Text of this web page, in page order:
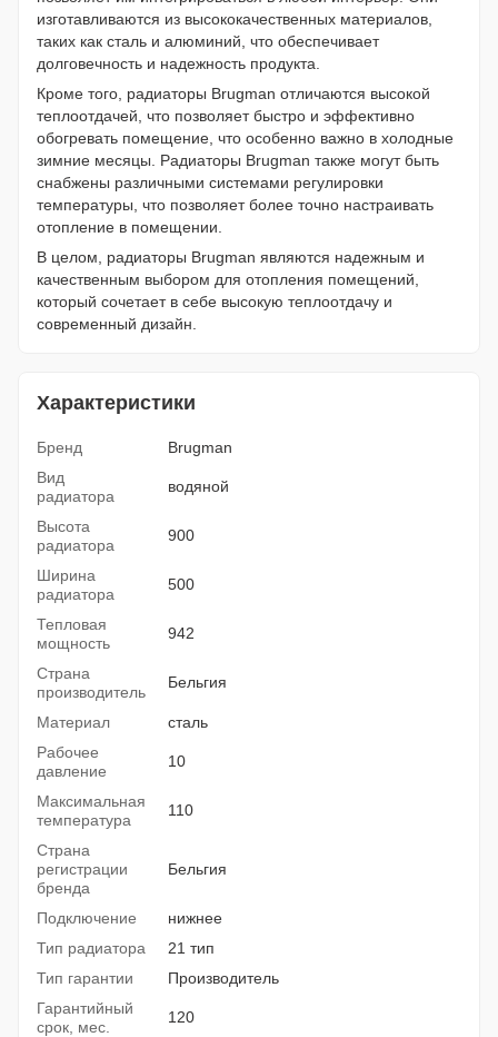
изготавливаются из высококачественных материалов,
таких как сталь и алюминий, что обеспечивает
долговечность и надежность продукта.
Кроме того, радиаторы Brugman отличаются высокой
теплоотдачей, что позволяет быстро и эффективно
обогревать помещение, что особенно важно в холодные
зимние месяцы. Радиаторы Brugman также могут быть
снабжены различными системами регулировки
температуры, что позволяет более точно настраивать
отопление в помещении.
В целом, радиаторы Brugman являются надежным и
качественным выбором для отопления помещений,
который сочетает в себе высокую теплоотдачу и
современный дизайн.
Характеристики
Бренд
Brugman
Вид
радиатора
водяной
Высота
радиатора
900
Ширина
радиатора
500
Тепловая
мощность
942
Страна
производитель
Бельгия
Материал
сталь
Рабочее
давление
10
Максимальная
температура
110
Страна
регистрации
бренда
Бельгия
Подключение
нижнее
Тип радиатора
21 тип
Тип гарантии
Производитель
Гарантийный
срок, мес.
120